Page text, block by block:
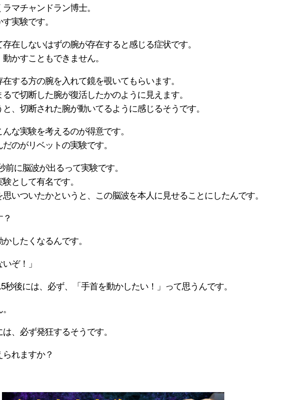
マチャンドラン博士。
実験です。
在しないはずの腕が存在すると感じる症状です。
かすこともできません。
する方の腕を入れて鏡を覗いてもらいます。
で切断した腕が復活したかのように見えます。
、切断された腕が動いてるように感じるそうです。
な実験を考えるのが得意です。
のがリベットの実験です。
に脳波が出るって実験です。
として有名です。
いついたかというと、この脳波を本人に見せることにしたんです。
したくなるんです。
ぞ！」
後には、必ず、「手首を動かしたい！」って思うんです。
、必ず発狂するそうです。
れますか？